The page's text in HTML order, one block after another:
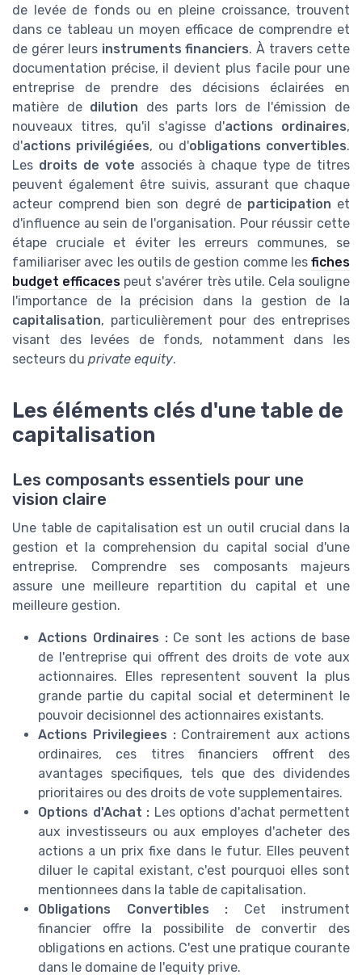
de levée de fonds ou en pleine croissance, trouvent
dans ce tableau un moyen efficace de comprendre et
de gérer leurs instruments financiers. À travers cette
documentation précise, il devient plus facile pour une
entreprise de prendre des décisions éclairées en
matière de dilution des parts lors de l'émission de
nouveaux titres, qu'il s'agisse d'actions ordinaires,
d'actions privilégiées, ou d'obligations convertibles.
Les droits de vote associés à chaque type de titres
peuvent également être suivis, assurant que chaque
acteur comprend bien son degré de participation et
d'influence au sein de l'organisation. Pour réussir cette
étape cruciale et éviter les erreurs communes, se
familiariser avec les outils de gestion comme les fiches
budget efficaces peut s'avérer très utile. Cela souligne
l'importance de la précision dans la gestion de la
capitalisation, particulièrement pour des entreprises
visant des levées de fonds, notamment dans les
secteurs du private equity.
Les éléments clés d'une table de
capitalisation
Les composants essentiels pour une
vision claire
Une table de capitalisation est un outil crucial dans la
gestion et la comprehension du capital social d'une
entreprise. Comprendre ses composants majeurs
assure une meilleure repartition du capital et une
meilleure gestion.
Actions Ordinaires : Ce sont les actions de base
de l'entreprise qui offrent des droits de vote aux
actionnaires. Elles representent souvent la plus
grande partie du capital social et determinent le
pouvoir decisionnel des actionnaires existants.
Actions Privilegiees : Contrairement aux actions
ordinaires, ces titres financiers offrent des
avantages specifiques, tels que des dividendes
prioritaires ou des droits de vote supplementaires.
Options d'Achat : Les options d'achat permettent
aux investisseurs ou aux employes d'acheter des
actions a un prix fixe dans le futur. Elles peuvent
diluer le capital existant, c'est pourquoi elles sont
mentionnees dans la table de capitalisation.
Obligations Convertibles : Cet instrument
financier offre la possibilite de convertir des
obligations en actions. C'est une pratique courante
dans le domaine de l'equity prive.